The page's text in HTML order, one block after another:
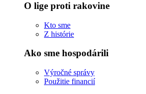
O lige proti rakovine
Kto sme
Z histórie
Ako sme hospodárili
Výročné správy
Použitie financií